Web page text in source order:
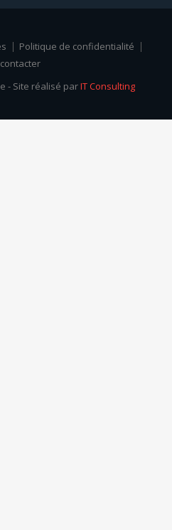
Politique de confidentialité
- Site réalisé parIT Consulting